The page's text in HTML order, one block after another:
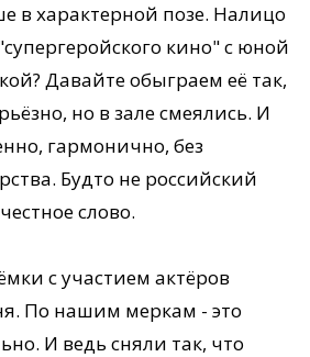
в характерной позе. Налицо
кино" с юной
Давайте обыграем её так,
но в зале смеялись. И
гармонично, без
Будто не российский
слово.
с участием актёров
По нашим меркам - это
И ведь сняли так, что